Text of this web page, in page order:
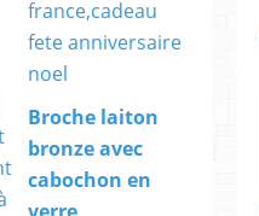
Broche laiton
bronze avec
cabochon en